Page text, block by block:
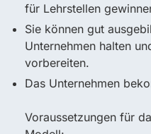
für Lehrstellen
Sie können gut
Unternehmen halten
vorbereiten.
Das Unternehmen
Voraussetzungen für